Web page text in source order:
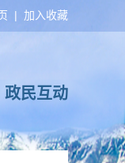
| 加入收藏
政民互动